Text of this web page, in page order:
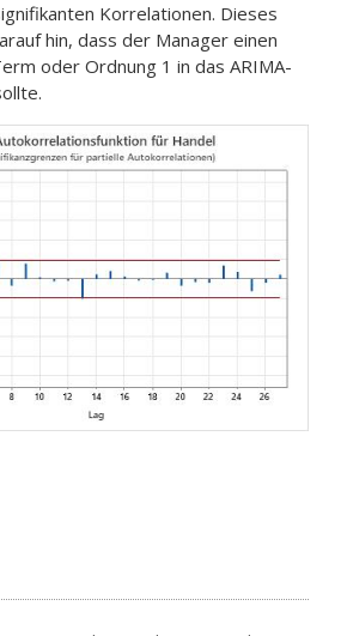
Korrelationen. Dieses
hin, dass der Manager einen
oder Ordnung 1 in das ARIMA-